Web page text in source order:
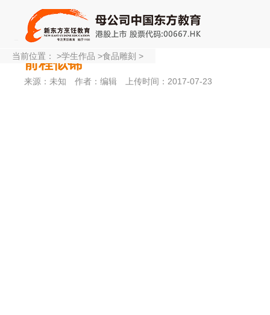
前程似锦
来源：未知 作者：编辑 上传时间：2017-07-23
当前位置： >学生作品 >食品雕刻 >